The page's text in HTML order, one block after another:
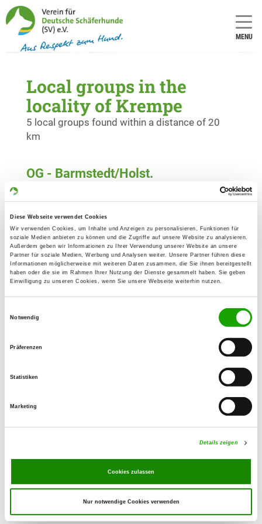
Diese Webseite verwendet Cookies
Wir verwenden Cookies, um Inhalte und Anzeigen zu personalisieren, Funktionen für
soziale Medien anbieten zu können und die Zugriffe auf unsere Website zu analysieren.
Außerdem geben wir Informationen zu Ihrer Verwendung unserer Website an unsere
Partner für soziale Medien, Werbung und Analysen weiter. Unsere Partner führen diese
Informationen möglicherweise mit weiteren Daten zusammen, die Sie ihnen bereitgestellt
haben oder die sie im Rahmen Ihrer Nutzung der Dienste gesammelt haben. Sie geben
Einwilligung zu unseren Cookies, wenn Sie unsere Webseite weiterhin nutzen.
Notwendig
Präferenzen
Statistiken
Marketing
Details zeigen
Cookies zulassen
Nur notwendige Cookies verwenden
MENU
Local groups in the
locality of Krempe
5 local groups found within a distance of 20
km
OG - Barmstedt/Holst.
Details
25355 Barmstedt
OG - Elmshorn e.V.
Details
Am Butterberg
25336 Elmshorn
Details
An der alten Landstraße
OG - Kellinghusen e.V.
OG - Steinburg-Krempermarsch e.V.
Details